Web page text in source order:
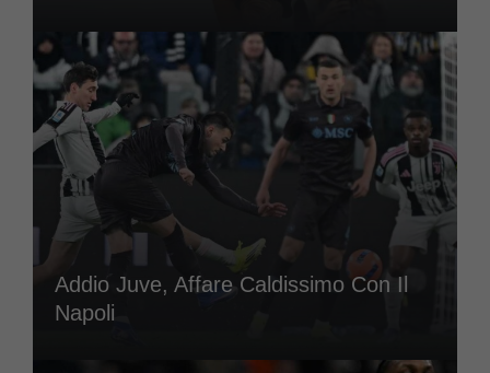
Addio Juve, Affare Caldissimo Con Il
Napoli